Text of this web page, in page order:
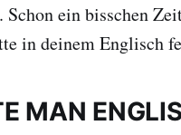
ein bisschen
in deinem Englisch
MAN